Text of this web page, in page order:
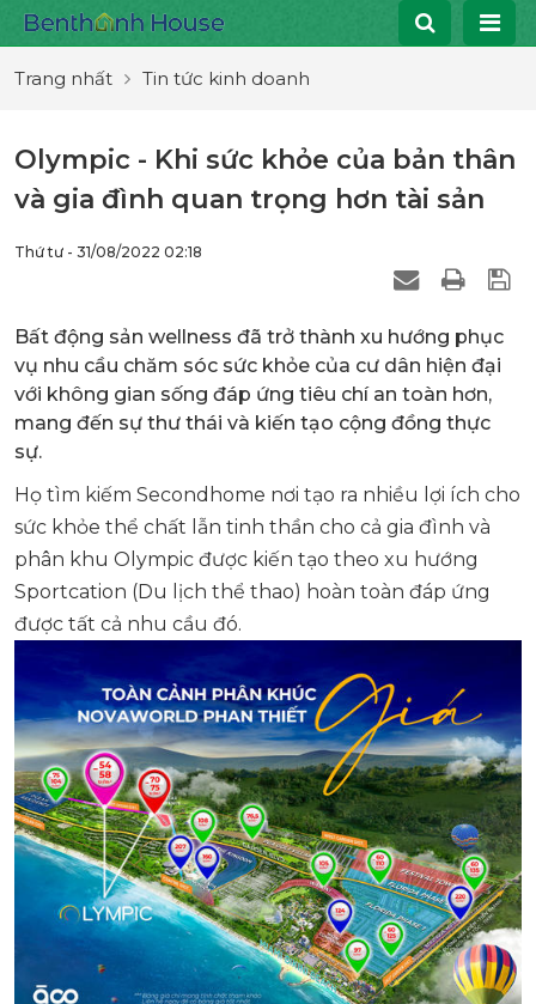
Trang nhất Tin tức kinh doanh
Olympic - Khi sức khỏe của bản thân
và gia đình quan trọng hơn tài sản
Thứ tư - 31/08/2022 02:18
Bất động sản wellness đã trở thành xu hướng phục
vụ nhu cầu chăm sóc sức khỏe của cư dân hiện đại
với không gian sống đáp ứng tiêu chí an toàn hơn,
mang đến sự thư thái và kiến tạo cộng đồng thực
sự.
Họ tìm kiếm Secondhome nơi tạo ra nhiều lợi ích cho
sức khỏe thể chất lẫn tinh thần cho cả gia đình và
phân khu Olympic được kiến tạo theo xu hướng
Sportcation (Du lịch thể thao) hoàn toàn đáp ứng
được tất cả nhu cầu đó.